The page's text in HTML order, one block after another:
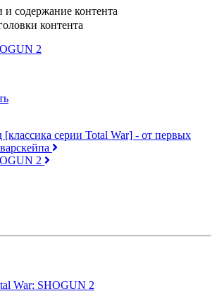
и содержание контента
контента
2
[классика серии Total War] - от первых
2
War: SHOGUN 2